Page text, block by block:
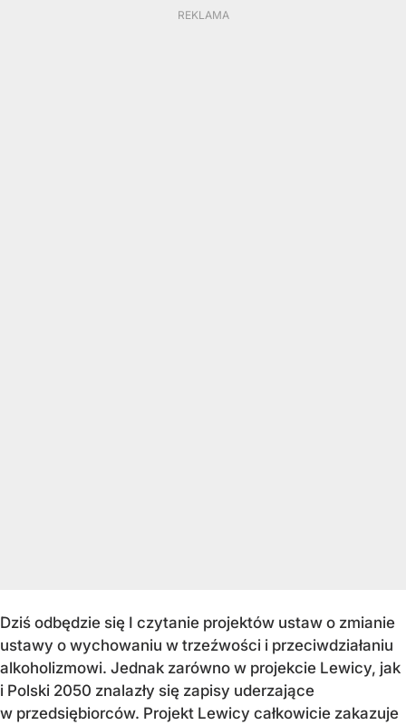
Dziś odbędzie się I czytanie projektów ustaw o zmianie
ustawy o wychowaniu w trzeźwości i przeciwdziałaniu
alkoholizmowi. Jednak zarówno w projekcie Lewicy, jak
i Polski 2050 znalazły się zapisy uderzające
w przedsiębiorców. Projekt Lewicy całkowicie zakazuje